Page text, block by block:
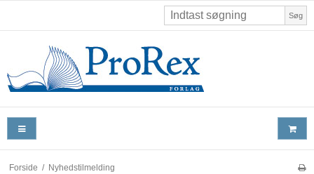
Søg
Forside / Nyhedstilmelding